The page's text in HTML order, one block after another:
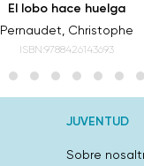
El lobo hace huelga
Pernaudet, Christophe
ISBN:9788426143693
JUVENTUD
Sobre